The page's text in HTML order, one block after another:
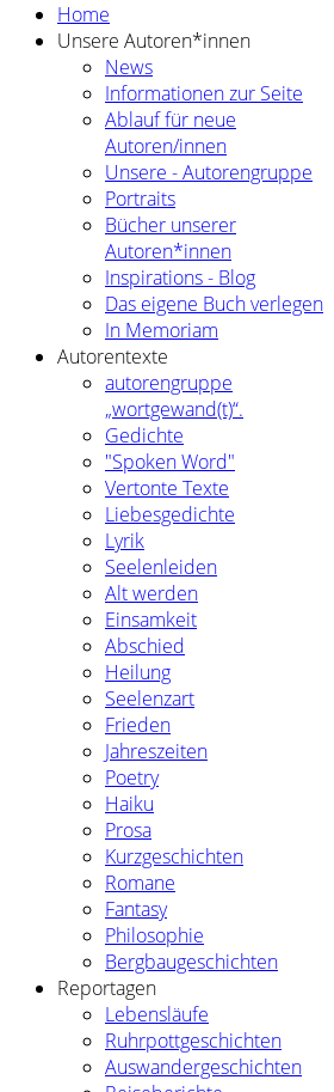
Home
Unsere Autoren*innen
News
Informationen zur Seite
Ablauf für neue
Autoren/innen
Unsere - Autorengruppe
Portraits
Bücher unserer
Autoren*innen
Inspirations - Blog
Das eigene Buch verlegen
In Memoriam
Autorentexte
autorengruppe
„wortgewand(t)“.
Gedichte
"Spoken Word"
Vertonte Texte
Liebesgedichte
Lyrik
Seelenleiden
Alt werden
Einsamkeit
Abschied
Heilung
Seelenzart
Frieden
Jahreszeiten
Poetry
Haiku
Prosa
Kurzgeschichten
Romane
Fantasy
Philosophie
Bergbaugeschichten
Reportagen
Lebensläufe
Ruhrpottgeschichten
Auswandergeschichten